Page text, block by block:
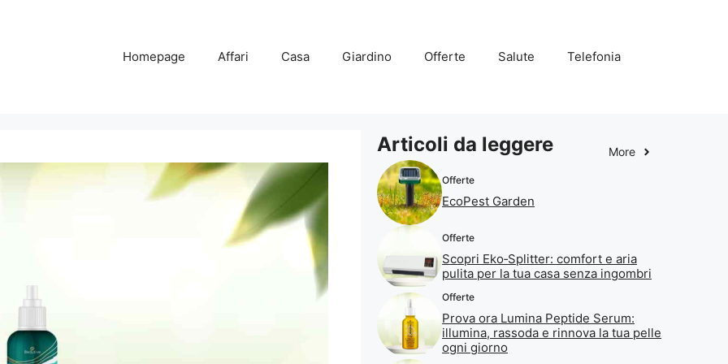
Homepage Affari Casa Giardino Offerte Salute Telefonia
Articoli da leggere More
Offerte
EcoPest Garden
Offerte
Scopri Eko‑Splitter: comfort e aria
pulita per la tua casa senza ingombri
Offerte
Prova ora Lumina Peptide Serum:
illumina, rassoda e rinnova la tua pelle
ogni giorno